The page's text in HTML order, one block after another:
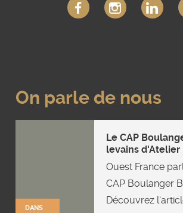
On parle de nous
DANS
Le CAP
levains d'Atelier
Ouest France
CAP Boulanger
Découvrez